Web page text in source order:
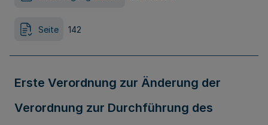
Seite 142
Erste Verordnung zur Änderung der
Verordnung zur Durchführung des